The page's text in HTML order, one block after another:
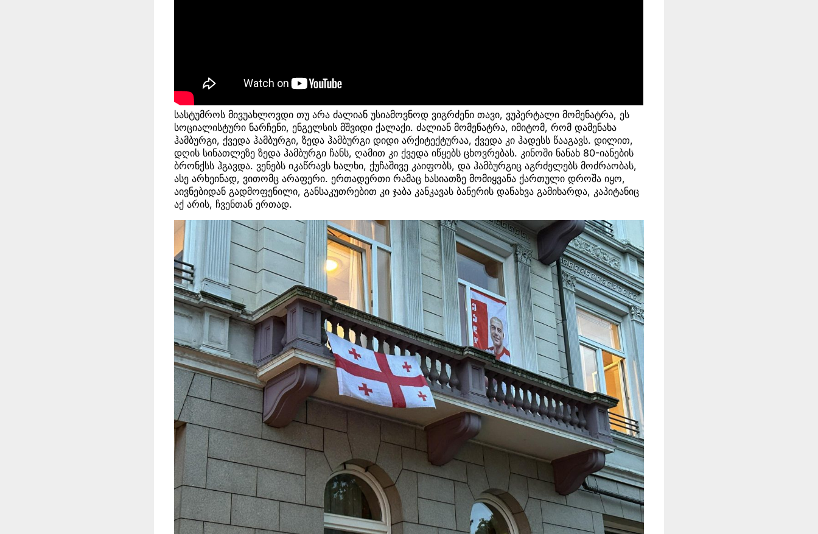
სასტუმროს მივუახლოვდი თუ არა ძალიან უსიამოვნოდ ვიგრძენი თავი, ვუპერტალი მომენატრა, ეს
სოციალისტური ნარჩენი, ენგელსის მშვიდი ქალაქი. ძალიან მომენატრა, იმიტომ, რომ დამენახა
ჰამბურგი, ქვედა ჰამბურგი, ზედა ჰამბურგი დიდი არქიტექტურაა, ქვედა კი ჰადესს წააგავს. დილით,
დღის სინათლეზე ზედა ჰამბურგი ჩანს, ღამით კი ქვედა იწყებს ცხოვრებას. კინოში ნანახ 80-იანების
ბრონქსს ჰგავდა. ვენებს იკაწრავს ხალხი, ქუჩაშივე კაიფობს, და ჰამბურგიც აგრძელებს მოძრაობას,
ასე არხეინად, ვითომც არაფერი. ერთადერთი რამაც ხასიათზე მომიყვანა ქართული დროშა იყო,
აივნებიდან გადმოფენილი, განსაკუთრებით კი ჯაბა კანკავას ბანერის დანახვა გამიხარდა, კაპიტანიც
აქ არის, ჩვენთან ერთად.